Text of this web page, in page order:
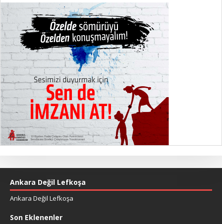
Ankara Değil Lefkoşa
Ankara Değil Lefkoşa
Son Eklenenler